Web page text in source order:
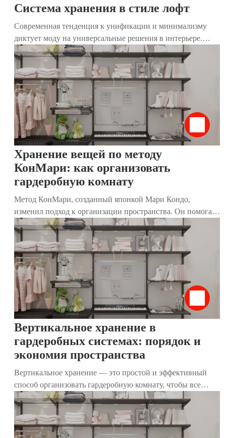
Система хранения в стиле лофт
Современная тенденция к унификации и минимализму
диктует моду на универсальные решения в интерьере.
Традиционные привычные шкафы постепенно утрачивают
актуальность, и на их место приходят более комфортные и
стильные системы хранения. Такие конструкции удобны
для размещения даже в небольшом пространстве. Они
решают сразу несколько важных задач: экономят место,
устраняют надоевший беспорядок, а также задают тон и
преображают дизайн помещения. Стильный и
современный вариант – система хранения в стиле лофт.
Хранение вещей по методу
КонМари: как организовать
гардеробную комнату
Метод КонМари, созданный японкой Мари Кондо,
изменил подход к организации пространства. Он помогает
не только избавиться от лишних вещей, но и создать дом,
где каждый предмет приносит радость. Особенно
эффективен этот метод для гардеробных комнат, где
хранятся одежда, обувь и аксессуары. В этой статье мы
разберём, как применить принципы КонМари к хранению
вещей, используя наши современные гардеробные
системы. Они идеально дополняют метод, делая гардероб
функциональным, стильным и удобным.
Вертикальное хранение в
гардеробных системах: порядок и
экономия пространства
Вертикальное хранение — это простой и эффективный
способ организовать гардеробную комнату, чтобы все
вещи были на виду, легко доступны и не создавали
беспорядок. Популяризированный японской эксперткой
Мари Кондо, этот метод позволяет экономить место,
сохранять порядок и упрощать повседневную жизнь. В